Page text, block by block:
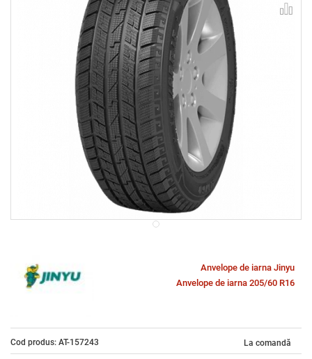
Anvelope de iarna Jinyu
Anvelope de iarna 205/60 R16
Cod produs: AT-157243 La comandă